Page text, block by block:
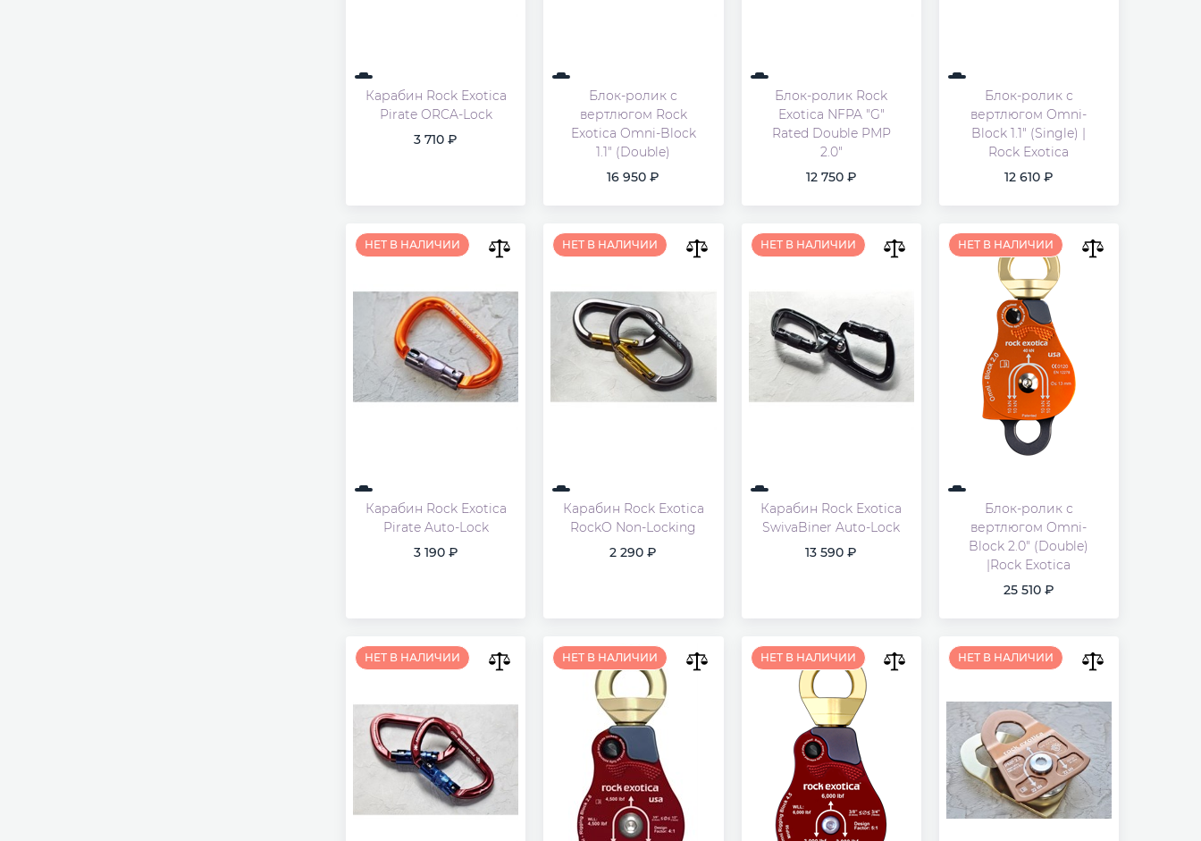
Карабин Rock Exotica
Pirate ORCA-Lock
3 710
Блок-ролик с
вертлюгом Rock
Exotica Omni-Block
1.1" (Double)
16 950
Блок-ролик Rock
Exotica NFPA "G"
Rated Double PMP
2.0"
12 750
Блок-ролик с
вертлюгом Omni-
Block 1.1" (Single) |
Rock Exotica
12 610
НЕТ В НАЛИЧИИ
Карабин Rock Exotica
Pirate Auto-Lock
3 190
НЕТ В НАЛИЧИИ
Карабин Rock Exotica
RockO Non-Locking
2 290
НЕТ В НАЛИЧИИ
Карабин Rock Exotica
SwivaBiner Auto-Lock
13 590
НЕТ В НАЛИЧИИ
Блок-ролик с
вертлюгом Omni-
Block 2.0" (Double)
|Rock Exotica
25 510
НЕТ В НАЛИЧИИ НЕТ В НАЛИЧИИ НЕТ В НАЛИЧИИ НЕТ В НАЛИЧИИ